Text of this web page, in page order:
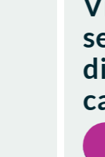
seu
casa!
3